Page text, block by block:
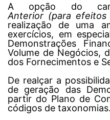
A opção do
Anterior (para efeitos
realização de uma
exercícios, em
Demonstrações
Volume de Negócios,
dos Fornecimentos e
De realçar a
de geração das
partir do Plano de
códigos de taxonomias.